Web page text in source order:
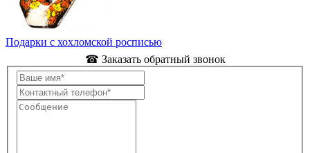
Подарки с хохломской росписью
☎ Заказать обратный звонок